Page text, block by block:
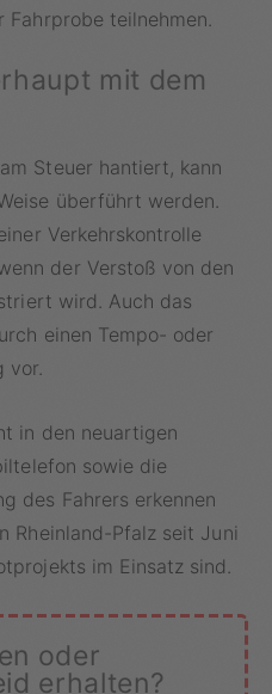
Fahrprobe teilnehmen.
mit dem
Steuer hantiert, kann
überführt werden.
Verkehrskontrolle
der Verstoß von den
wird. Auch das
einen Tempo- oder
vor.
in den neuartigen
sowie die
des Fahrers erkennen
Rheinland-Pfalz seit Juni
im Einsatz sind.
oder
erhalten?